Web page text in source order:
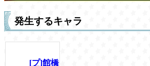
発生するキャラ
[プ]館橋